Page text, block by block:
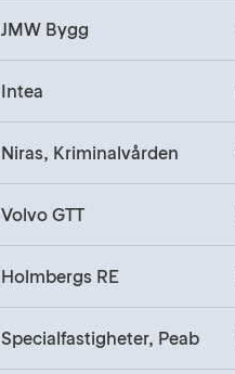
JMW Bygg
Intea
Niras, Kriminalvården
Volvo GTT
Holmbergs RE
Specialfastigheter, Peab